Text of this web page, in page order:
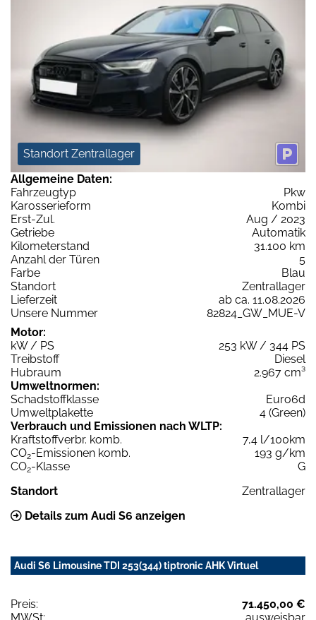
Standort Zentrallager
Allgemeine Daten:
Fahrzeugtyp
Pkw
Karosserieform
Kombi
Erst-Zul.
Aug / 2023
Getriebe
Automatik
Kilometerstand
31.100 km
Anzahl der Türen
5
Farbe
Blau
Standort
Zentrallager
Lieferzeit
ab ca. 11.08.2026
Unsere Nummer
82824_GW_MUE-V
Motor:
kW / PS
253 kW / 344 PS
Treibstoff
Diesel
Hubraum
2.967 cm³
Umweltnormen:
Schadstoffklasse
Euro6d
Umweltplakette
4 (Green)
Verbrauch und Emissionen nach WLTP:
Kraftstoffverbr. komb.
7,4 l/100km
CO2-Emissionen komb.
193 g/km
CO2-Klasse
G
Standort
Zentrallager
Details zum Audi S6 anzeigen
Audi S6 Limousine TDI 253(344) tiptronic AHK Virtuel
Preis:
71.450,00 €
MWSt:
ausweisbar